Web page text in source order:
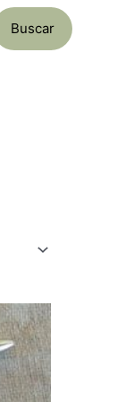
Buscar